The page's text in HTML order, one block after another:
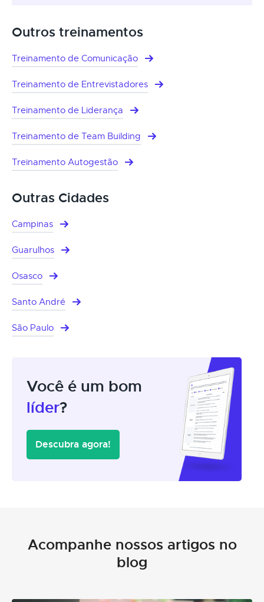
Outros treinamentos
Treinamento de Comunicação
Treinamento de Entrevistadores
Treinamento de Liderança
Treinamento de Team Building
Treinamento Autogestão
Outras Cidades
Campinas
Guarulhos
Osasco
Santo André
São Paulo
Você é um bom
líder?
Descubra agora!
Acompanhe nossos artigos no
blog